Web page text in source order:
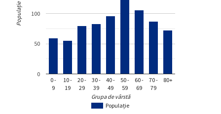
Populație
0 -
9
10 -
19
20 -
29
30 -
39
40 -
49
50 -
59
60 -
69
70 -
79
80+
0
50
100
Grupa de vârstă
Populație